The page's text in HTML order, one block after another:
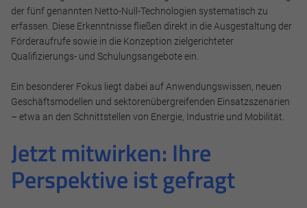
der fünf genannten Netto-Null-Technologien systematisch zu
erfassen. Diese Erkenntnisse fließen direkt in die Ausgestaltung der
Förderaufrufe sowie in die Konzeption zielgerichteter
Qualifizierungs- und Schulungsangebote ein.
Ein besonderer Fokus liegt dabei auf Anwendungswissen, neuen
Geschäftsmodellen und sektorenübergreifenden Einsatzszenarien
– etwa an den Schnittstellen von Energie, Industrie und Mobilität.
Jetzt mitwirken: Ihre
Perspektive ist gefragt
Marketing und Statistik Cookies werden verwendet, um
anonymes Tracking zu aktivieren. Hierbei werden können
anonymisierte Daten an eventuelle Drittanbieter
Cookie Informationen anzeigen
Alle akzeptieren